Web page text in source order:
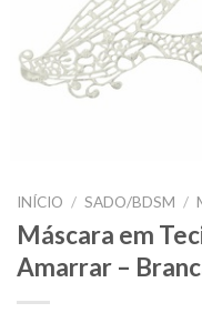
INÍCIO / SADO/BDSM /
Máscara em
Amarrar –